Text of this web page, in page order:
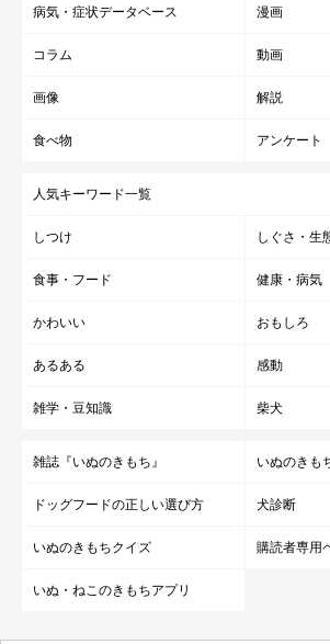
【獣医師解説】成長とともに
病気・症状データベース 漫画
コラム 動画
画像 解説
食べ物 アンケート
人気キーワード一覧
しつけ しぐさ・生
食事・フード 健康・病気
かわいい おもしろ
あるある 感動
雑学・豆知識 柴犬
雑誌『いぬのきもち』 いぬのきも
ドッグフードの正しい選び方 犬診断
いぬのきもちクイズ 購読者専用
いぬ・ねこのきもちアプリ